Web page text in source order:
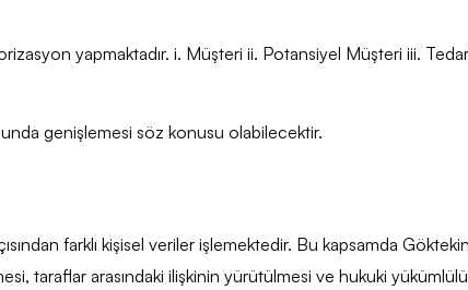
yapmaktadır. i. Müşteri ii. Potansiyel Müşteri iii.
genişlemesi söz konusu olabilecektir.
farklı kişisel veriler işlemektedir. Bu kapsamda
taraflar arasındaki ilişkinin yürütülmesi ve hukuki